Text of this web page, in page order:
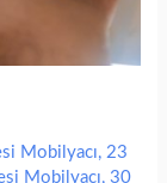
Mobilyacı,23
Mobilyacı,30